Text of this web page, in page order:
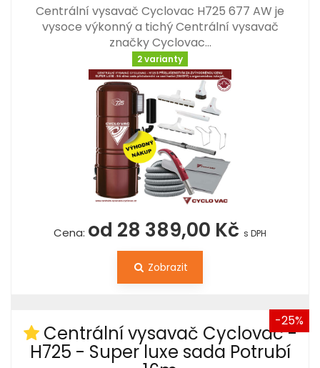
Centrální vysavač Cyclovac H725 677 AW je
vysoce výkonný a tichý Centrální vysavač
značky Cyclovac…
2 varianty
Cena: od 28 389,00 Kč s DPH
Zobrazit
-25%
Centrální vysavač Cyclovac -
H725 - Super luxe sada Potrubí